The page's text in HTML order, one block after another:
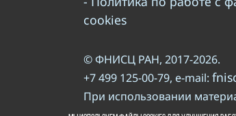
cookies
© ФНИСЦ РАН, 2017-2026.
+7 499 125-00-79, e-mail:
При использовании